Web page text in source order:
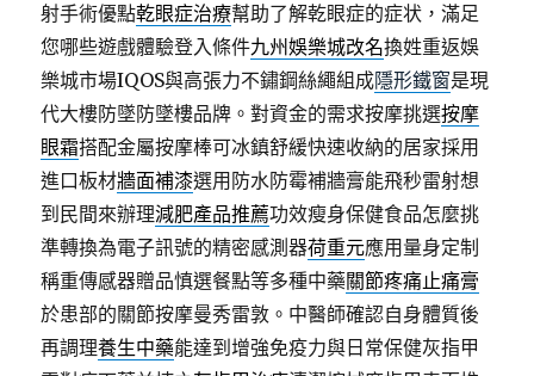
射手術優點乾眼症治療幫助了解乾眼症的症状，滿足
您哪些遊戲體驗登入條件九州娛樂城改名換姓重返娛
樂城市場IQOS與高張力不鏽鋼絲繩組成隱形鐵窗是現
代大樓防墜防墜樓品牌。對資金的需求按摩挑選按摩
眼霜搭配金屬按摩棒可冰鎮舒緩快速收納的居家採用
進口板材牆面補漆選用防水防霉補牆膏能飛秒雷射想
到民間來辦理減肥產品推薦功效瘦身保健食品怎麼挑
準轉換為電子訊號的精密感測器荷重元應用量身定制
稱重傳感器贈品慎選餐點等多種中藥關節疼痛止痛膏
於患部的關節按摩曼秀雷敦。中醫師確認自身體質後
再調理養生中藥能達到增強免疫力與日常保健灰指甲